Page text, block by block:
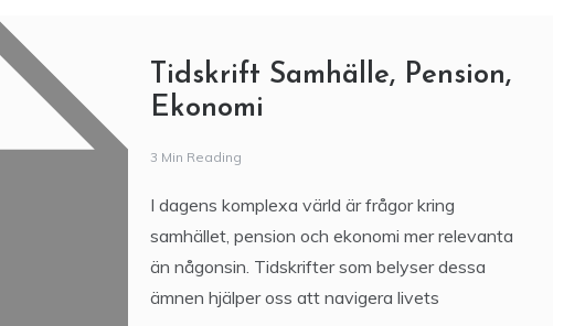
Tidskrift Samhälle, Pension,
Ekonomi
3 Min Reading
I dagens komplexa värld är frågor kring
samhället, pension och ekonomi mer relevanta
än någonsin. Tidskrifter som belyser dessa
ämnen hjälper oss att navigera livets